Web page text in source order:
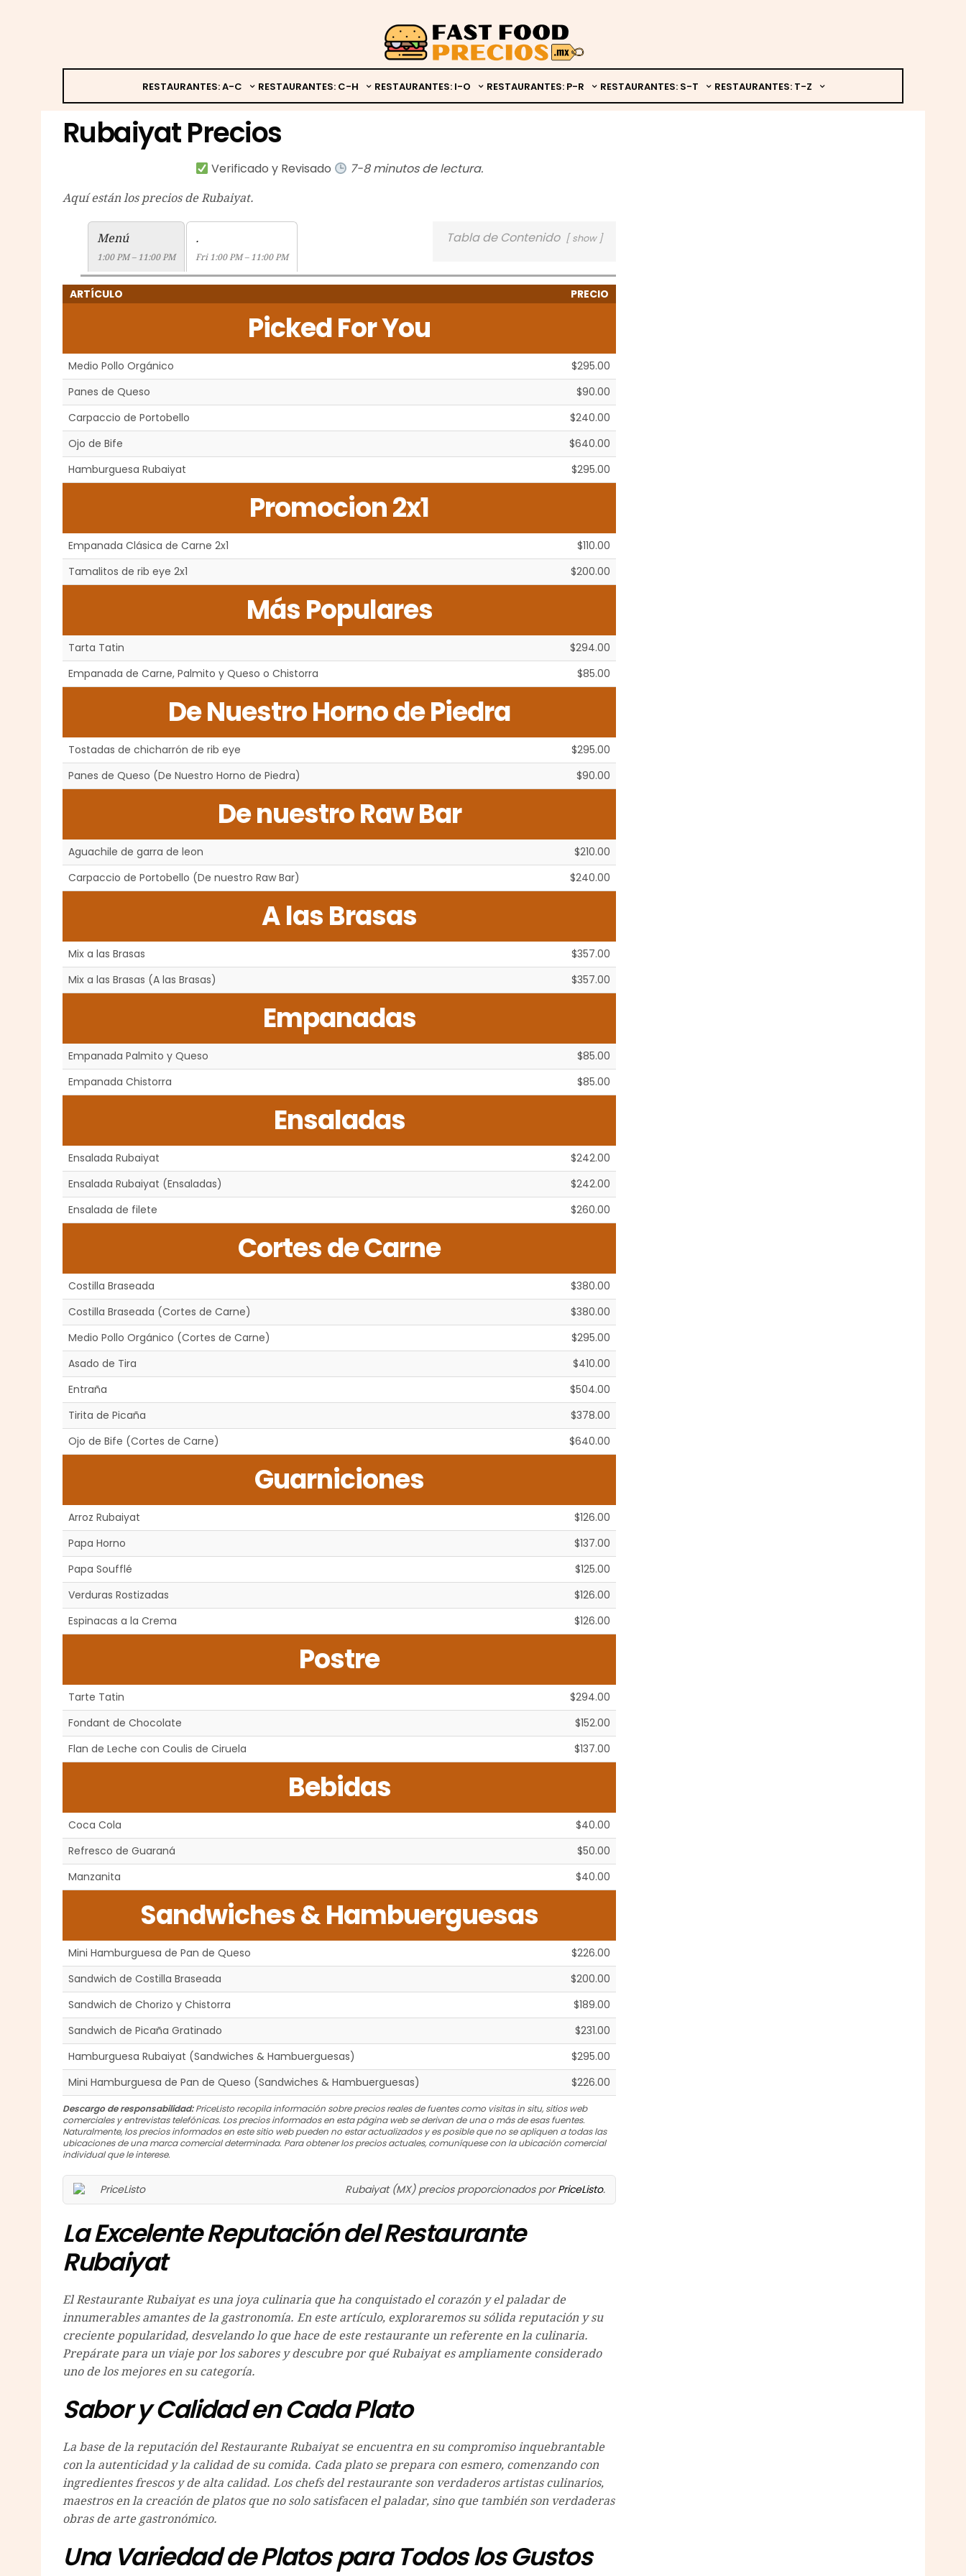
RESTAURANTES: A-C RESTAURANTES: C-H RESTAURANTES: I-O RESTAURANTES: P-R RESTAURANTES: S-T RESTAURANTES: T-Z
Rubaiyat Precios
Verificado y Revisado 7-8 minutos de lectura.
Aquí están los precios de Rubaiyat.
Tabla de Contenido show
Menú
1:00 PM – 11:00 PM
.
Fri 1:00 PM – 11:00 PM
ARTÍCULO PRECIO
Picked For You
Medio Pollo Orgánico
$295.00
Panes de Queso
$90.00
Carpaccio de Portobello
$240.00
Ojo de Bife
$640.00
Hamburguesa Rubaiyat
$295.00
Promocion 2x1
Empanada Clásica de Carne 2x1
$110.00
Tamalitos de rib eye 2x1
$200.00
Más Populares
Tarta Tatin
$294.00
Empanada de Carne, Palmito y Queso o Chistorra
$85.00
De Nuestro Horno de Piedra
Tostadas de chicharrón de rib eye
$295.00
Panes de Queso (De Nuestro Horno de Piedra)
$90.00
De nuestro Raw Bar
Aguachile de garra de leon
$210.00
Carpaccio de Portobello (De nuestro Raw Bar)
$240.00
A las Brasas
Mix a las Brasas
$357.00
Mix a las Brasas (A las Brasas)
$357.00
Empanadas
Empanada Palmito y Queso
$85.00
Empanada Chistorra
$85.00
Ensaladas
Ensalada Rubaiyat
$242.00
Ensalada Rubaiyat (Ensaladas)
$242.00
Ensalada de filete
$260.00
Cortes de Carne
Costilla Braseada
$380.00
Costilla Braseada (Cortes de Carne)
$380.00
Medio Pollo Orgánico (Cortes de Carne)
$295.00
Asado de Tira
$410.00
Entraña
$504.00
Tirita de Picaña
$378.00
Ojo de Bife (Cortes de Carne)
$640.00
Guarniciones
Arroz Rubaiyat
$126.00
Papa Horno
$137.00
Papa Soufflé
$125.00
Verduras Rostizadas
$126.00
Espinacas a la Crema
$126.00
Postre
Tarte Tatin
$294.00
Fondant de Chocolate
$152.00
Flan de Leche con Coulis de Ciruela
$137.00
Bebidas
Coca Cola
$40.00
Refresco de Guaraná
$50.00
Manzanita
$40.00
Sandwiches & Hambuerguesas
Mini Hamburguesa de Pan de Queso
$226.00
Sandwich de Costilla Braseada
$200.00
Sandwich de Chorizo y Chistorra
$189.00
Sandwich de Picaña Gratinado
$231.00
Hamburguesa Rubaiyat (Sandwiches & Hambuerguesas)
$295.00
Mini Hamburguesa de Pan de Queso (Sandwiches & Hambuerguesas)
$226.00
Descargo de responsabilidad:PriceListo recopila información sobre precios reales de fuentes como visitas in situ, sitios web
comerciales y entrevistas telefónicas. Los precios informados en esta página web se derivan de una o más de esas fuentes.
Naturalmente, los precios informados en este sitio web pueden no estar actualizados y es posible que no se apliquen a todas las
ubicaciones de una marca comercial determinada. Para obtener los precios actuales, comuníquese con la ubicación comercial
individual que le interese.
Rubaiyat (MX) precios proporcionados porPriceListo.
La Excelente Reputación del Restaurante
Rubaiyat
El Restaurante Rubaiyat es una joya culinaria que ha conquistado el corazón y el paladar de
innumerables amantes de la gastronomía. En este artículo, exploraremos su sólida reputación y su
creciente popularidad, desvelando lo que hace de este restaurante un referente en la culinaria.
Prepárate para un viaje por los sabores y descubre por qué Rubaiyat es ampliamente considerado
uno de los mejores en su categoría.
Sabor y Calidad en Cada Plato
La base de la reputación del Restaurante Rubaiyat se encuentra en su compromiso inquebrantable
con la autenticidad y la calidad de su comida. Cada plato se prepara con esmero, comenzando con
ingredientes frescos y de alta calidad. Los chefs del restaurante son verdaderos artistas culinarios,
maestros en la creación de platos que no solo satisfacen el paladar, sino que también son verdaderas
obras de arte gastronómico.
Una Variedad de Platos para Todos los Gustos